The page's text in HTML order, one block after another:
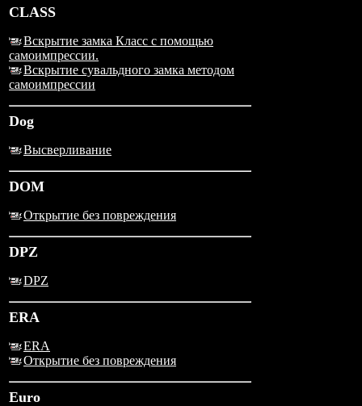
CLASS
Вскрытие замка Класс с помощью
самоимпрессии.
Вскрытие сувальдного замка методом
самоимпрессии
Dog
Высверливание
DOM
Открытие без повреждения
DPZ
DPZ
ERA
ERA
Открытие без повреждения
Euro